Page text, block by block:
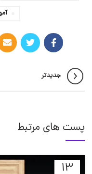
جدیدتر
پست های مرتبط
13